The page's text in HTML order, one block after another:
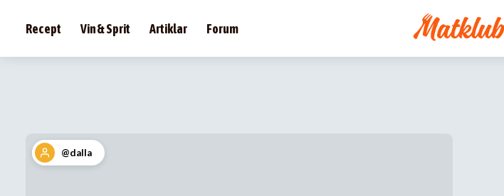
Recept Vin & Sprit Artiklar Forum
@dalla